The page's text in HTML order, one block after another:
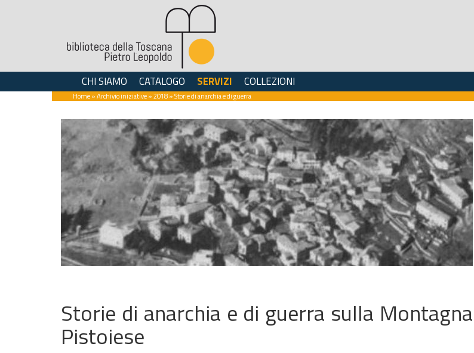
CHI SIAMO CATALOGO SERVIZI COLLEZIONI
Home»Archivio iniziative»2018» Storie di anarchia e di guerra
Storie di anarchia e di guerra sulla Montagna
Pistoiese